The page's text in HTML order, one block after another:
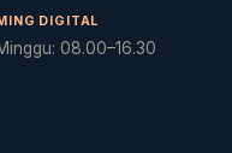
DIGITAL
08.00–16.30